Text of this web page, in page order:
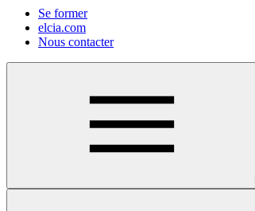
Se former
elcia.com
Nous contacter